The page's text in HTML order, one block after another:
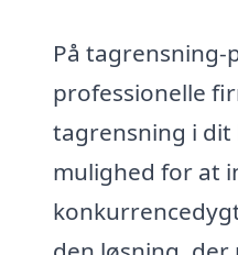
På
professionelle
tagrensning i dit
mulighed for at